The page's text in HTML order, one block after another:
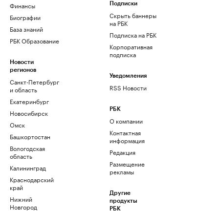
Финансы
Биографии
База знаний
РБК Образование
Новости
регионов
Санкт-Петербург
и область
Екатеринбург
Новосибирск
Омск
Башкортостан
Вологодская
область
Калининград
Краснодарский
край
Нижний
Новгород
Подписки
Скрыть баннеры
на РБК
Подписка на РБК
Корпоративная
подписка
Уведомления
RSS Новости
РБК
О компании
Контактная
информация
Редакция
Размещение
рекламы
Другие
продукты
РБК